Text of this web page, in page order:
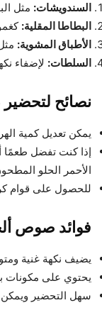
السندويشات: مثل
البطاطا المقلية:
الأطباق المشوية:
السلطات: لإضفاء
نصائح
يمكن تعديل كمية
إذا كنت تفضل طعمًا
الأحمر الحلو
للحصول على قوام
فوائد صوص
يضيف نكهة غنية
يحتوي على مكونات
سهل التحضير